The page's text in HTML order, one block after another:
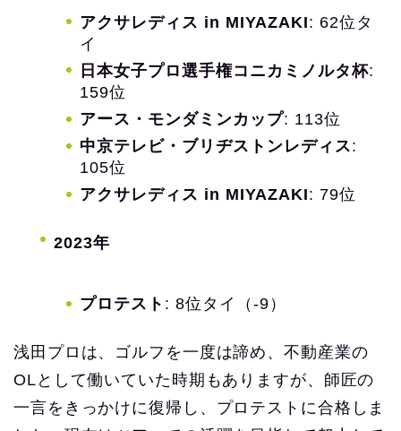
アクサレディス in MIYAZAKI: 62位タ
イ
日本女子プロ選手権コニカミノルタ杯:
159位
アース・モンダミンカップ: 113位
中京テレビ・ブリヂストンレディス:
105位
アクサレディス in MIYAZAKI: 79位
2023年
プロテスト : 8位タイ（-9）
浅田プロは、ゴルフを一度は諦め、不動産業の
OLとして働いていた時期もありますが、師匠の
一言をきっかけに復帰し、プロテストに合格しま